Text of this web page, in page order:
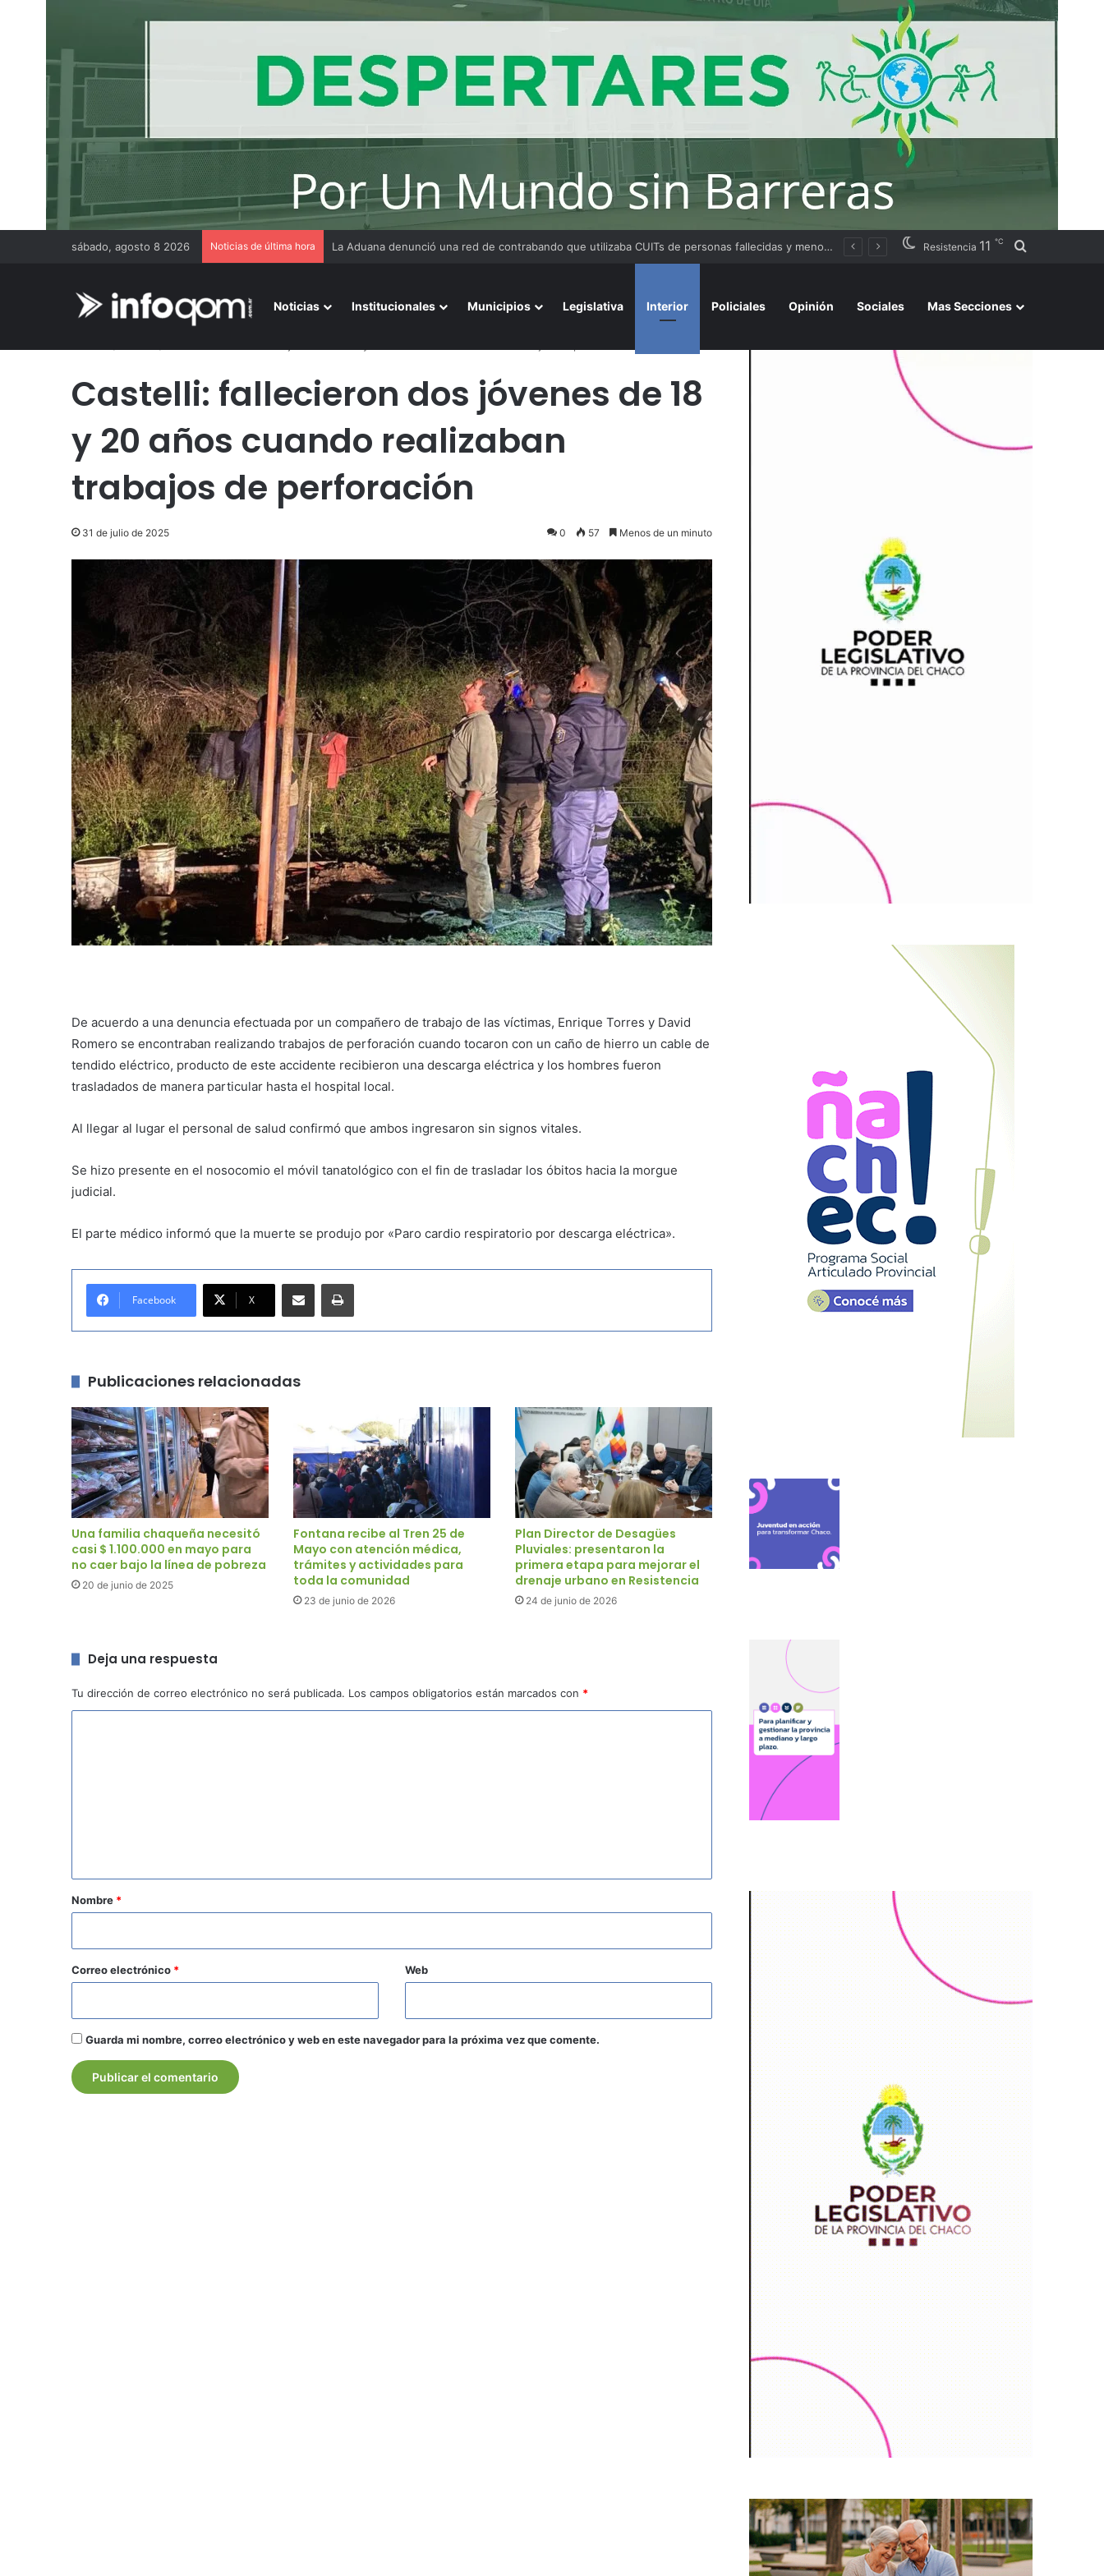
sábado, agosto 8 2026 Noticias de última hora Thiago Medina fue imputado por abuso sexual y la causa continúa bajo investigación judicial Resistencia 11 ℃ Buscar por
Noticias Institucionales Municipios Legislativa Interior Policiales Opinión Sociales Mas Secciones
Castelli: fallecieron dos jóvenes de 18
y 20 años cuando realizaban
trabajos de perforación
31 de julio de 2025 0 57 Menos de un minuto
De acuerdo a una denuncia efectuada por un compañero de trabajo de las víctimas, Enrique Torres y David
Romero se encontraban realizando trabajos de perforación cuando tocaron con un caño de hierro un cable de
tendido eléctrico, producto de este accidente recibieron una descarga eléctrica y los hombres fueron
trasladados de manera particular hasta el hospital local.
Al llegar al lugar el personal de salud confirmó que ambos ingresaron sin signos vitales.
Se hizo presente en el nosocomio el móvil tanatológico con el fin de trasladar los óbitos hacia la morgue
judicial.
El parte médico informó que la muerte se produjo por «Paro cardio respiratorio por descarga eléctrica».
Facebook X
Publicaciones relacionadas
Una familia chaqueña necesitó
casi $ 1.100.000 en mayo para
no caer bajo la línea de pobreza
20 de junio de 2025
Fontana recibe al Tren 25 de
Mayo con atención médica,
trámites y actividades para
toda la comunidad
23 de junio de 2026
Plan Director de Desagües
Pluviales: presentaron la
primera etapa para mejorar el
drenaje urbano en Resistencia
24 de junio de 2026
Deja una respuesta
Tu dirección de correo electrónico no será publicada. Los campos obligatorios están marcados con *
r
o
*
Nombre *
Correo electrónico * Web
Guarda mi nombre, correo electrónico y web en este navegador para la próxima vez que comente.